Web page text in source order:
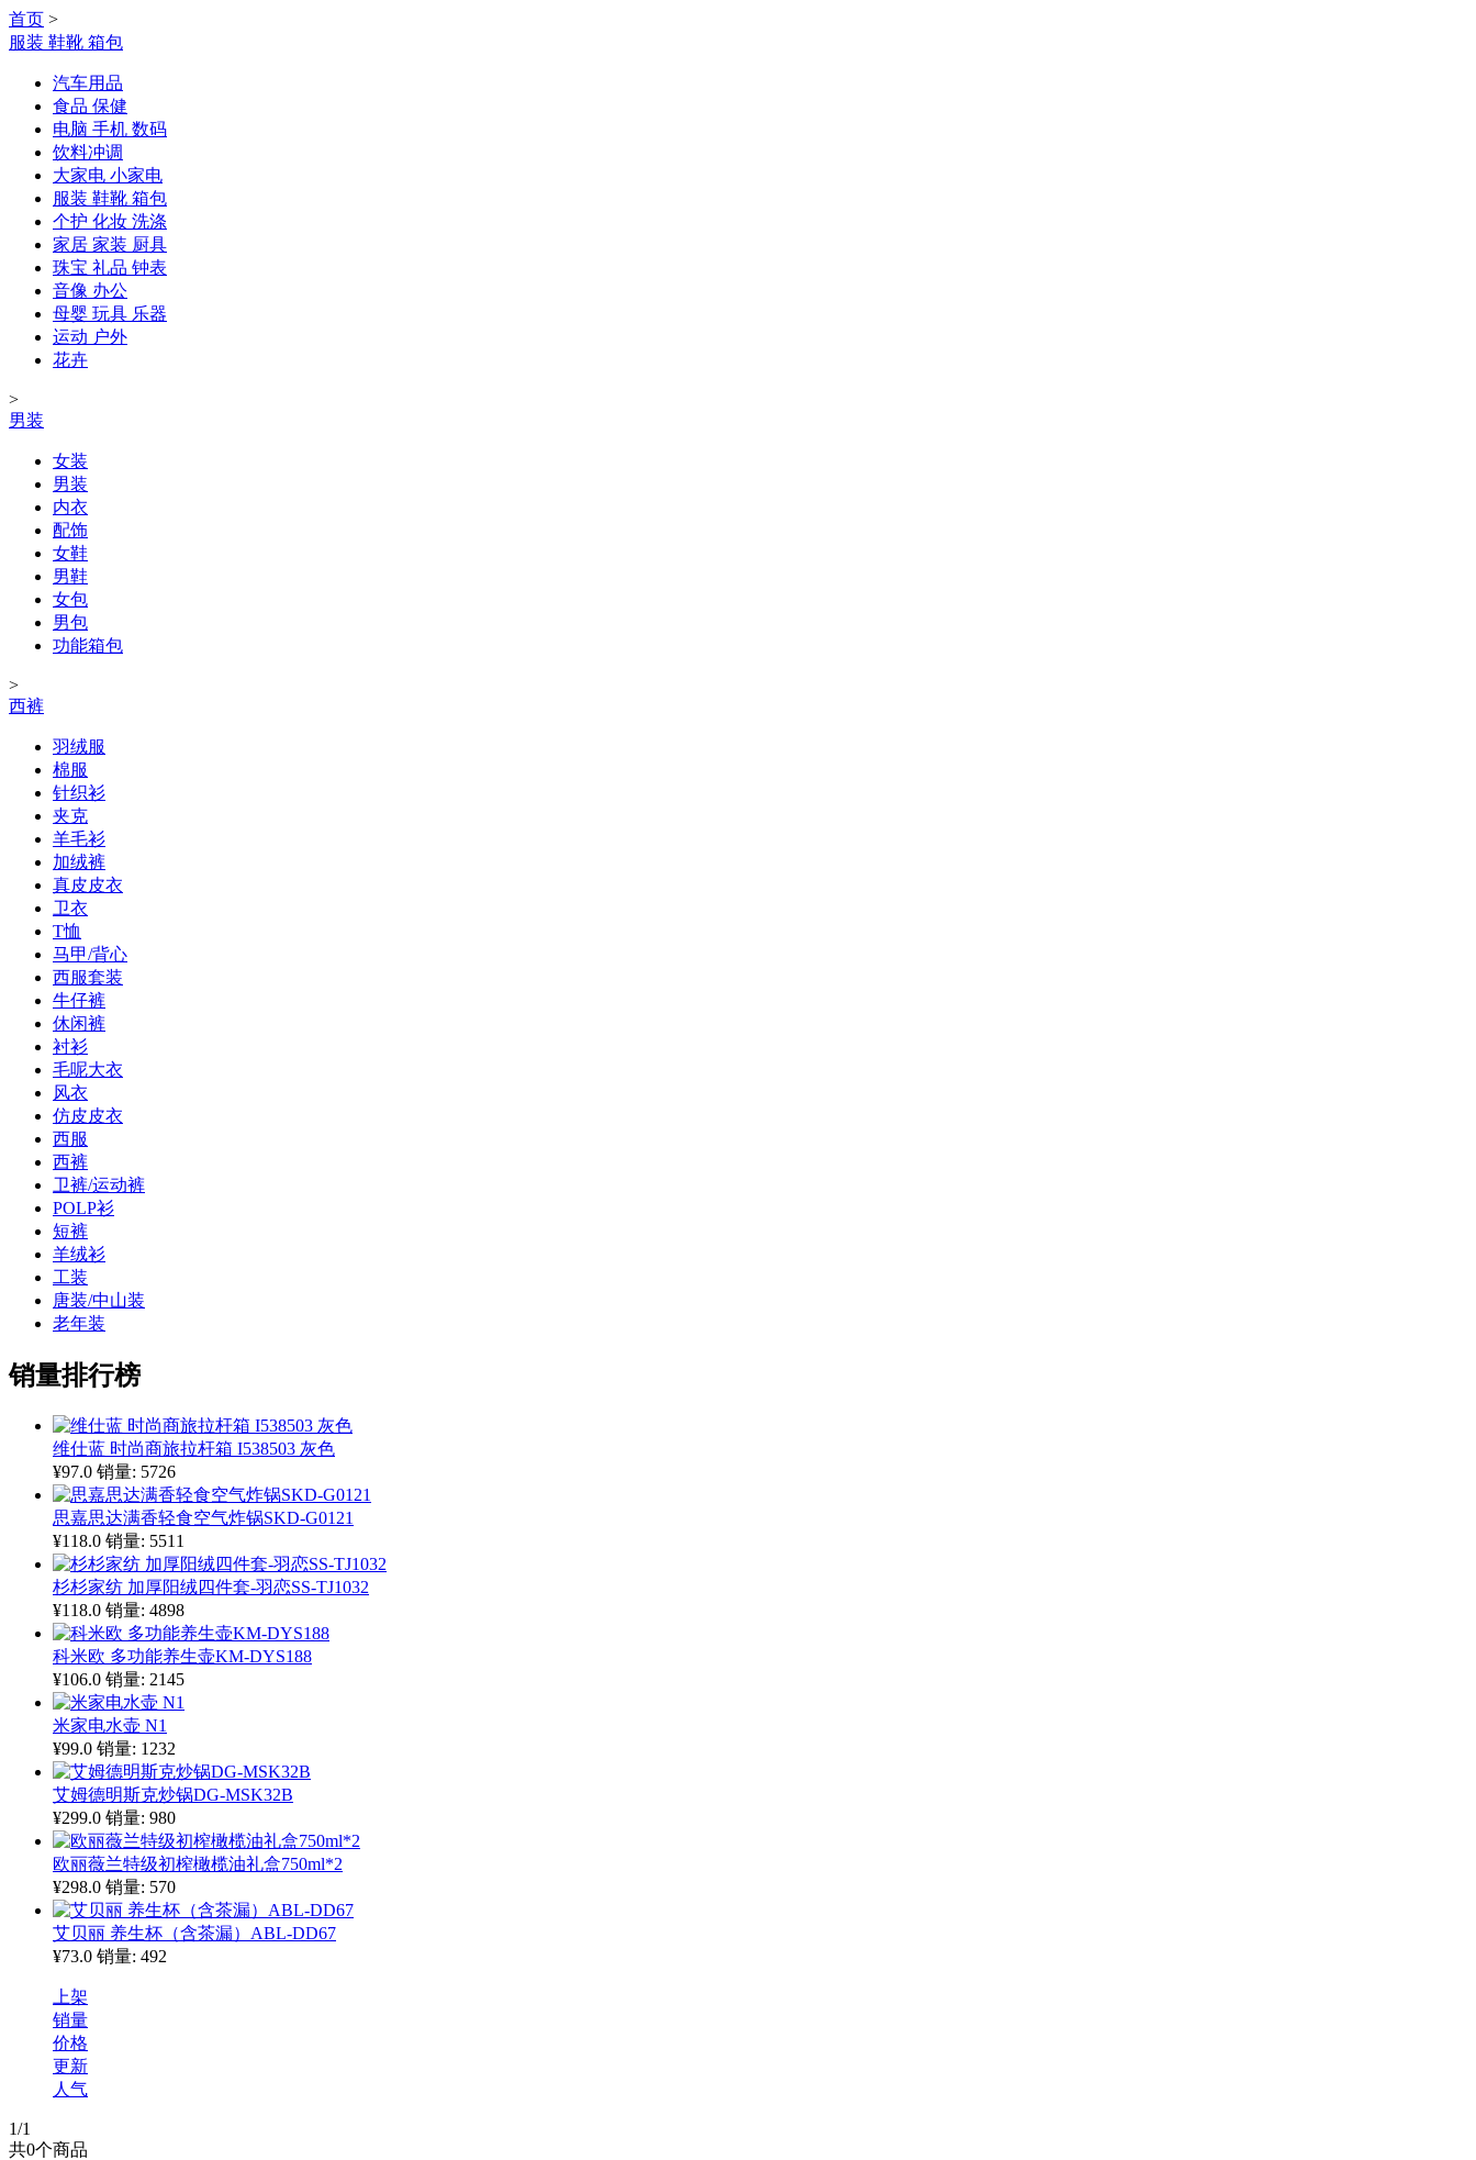
首页 >
服装 鞋靴 箱包
汽车用品
食品 保健
电脑 手机 数码
饮料冲调
大家电 小家电
服装 鞋靴 箱包
个护 化妆 洗涤
家居 家装 厨具
珠宝 礼品 钟表
音像 办公
母婴 玩具 乐器
运动 户外
花卉
>
男装
女装
男装
内衣
配饰
女鞋
男鞋
女包
男包
功能箱包
>
西裤
羽绒服
棉服
针织衫
夹克
羊毛衫
加绒裤
真皮皮衣
卫衣
T恤
马甲/背心
西服套装
牛仔裤
休闲裤
衬衫
毛呢大衣
风衣
仿皮皮衣
西服
西裤
卫裤/运动裤
POLP衫
短裤
羊绒衫
工装
唐装/中山装
老年装
销量排行榜
维仕蓝 时尚商旅拉杆箱 I538503 灰色
¥97.0 销量: 5726
思嘉思达满香轻食空气炸锅SKD-G0121
¥118.0 销量: 5511
杉杉家纺 加厚阳绒四件套-羽恋SS-TJ1032
¥118.0 销量: 4898
科米欧 多功能养生壶KM-DYS188
¥106.0 销量: 2145
米家电水壶 N1
¥99.0 销量: 1232
艾姆德明斯克炒锅DG-MSK32B
¥299.0 销量: 980
欧丽薇兰特级初榨橄榄油礼盒750ml*2
¥298.0 销量: 570
艾贝丽 养生杯（含茶漏）ABL-DD67
¥73.0 销量: 492
上架
销量
价格
更新
人气
1/1
共0个商品